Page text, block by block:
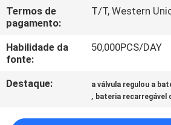
NOS
NOTÍCIAS
SOLICITE UM
ORÇAMENTO
Termos de
pagamento:
T/T, Western
Habilidade da
fonte:
50,000PCS/DAY
Destaque: a válvula regulou a
, bateria recarregável